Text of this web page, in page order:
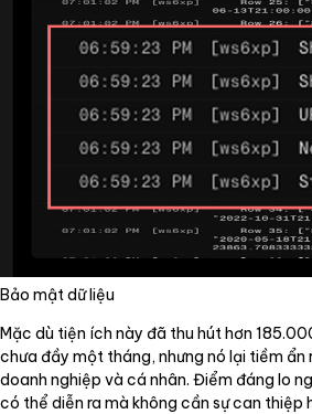
Bảo mật dữ liệu
Mặc dù tiện ích này đã thu hút hơn
chưa đầy một tháng, nhưng nó lại tiềm ẩn
doanh nghiệp và cá nhân. Điểm đáng lo
có thể diễn ra mà không cần sự can thiệp